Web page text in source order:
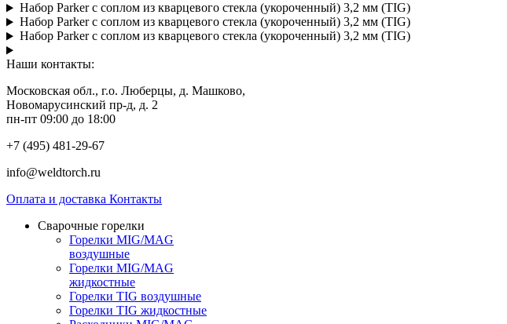
Набор Parker с соплом из кварцевого стекла (укороченный) 3,2 мм (TIG)
Набор Parker с соплом из кварцевого стекла (укороченный) 3,2 мм (TIG)
Набор Parker с соплом из кварцевого стекла (укороченный) 3,2 мм (TIG)
Наши контакты:
Московская обл., г.о. Люберцы, д. Машково,
Новомарусинский пр-д, д. 2
пн-пт 09:00 до 18:00
+7 (495) 481-29-67
info@weldtorch.ru
Оплата и доставка Контакты
Сварочные горелки
Горелки MIG/MAG
воздушные
Горелки MIG/MAG
жидкостные
Горелки TIG воздушные
Горелки TIG жидкостные